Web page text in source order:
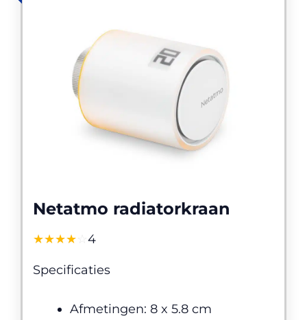
Netatmo radiatorkraan
☆☆☆☆
★★★★ 4
Specificaties
Afmetingen: 8 x 5.8 cm